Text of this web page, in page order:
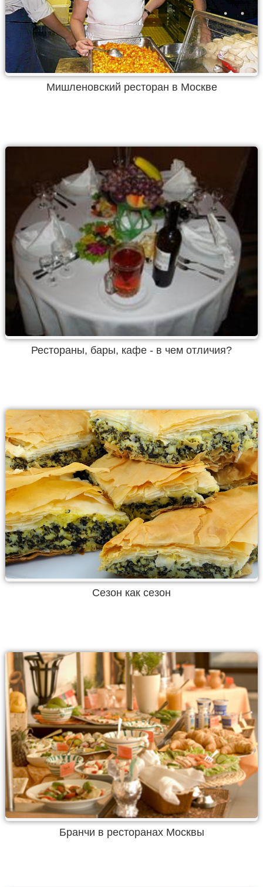
Мишленовский ресторан в Москве
Рестораны, бары, кафе - в чем отличия?
Сезон как сезон
Бранчи в ресторанах Москвы